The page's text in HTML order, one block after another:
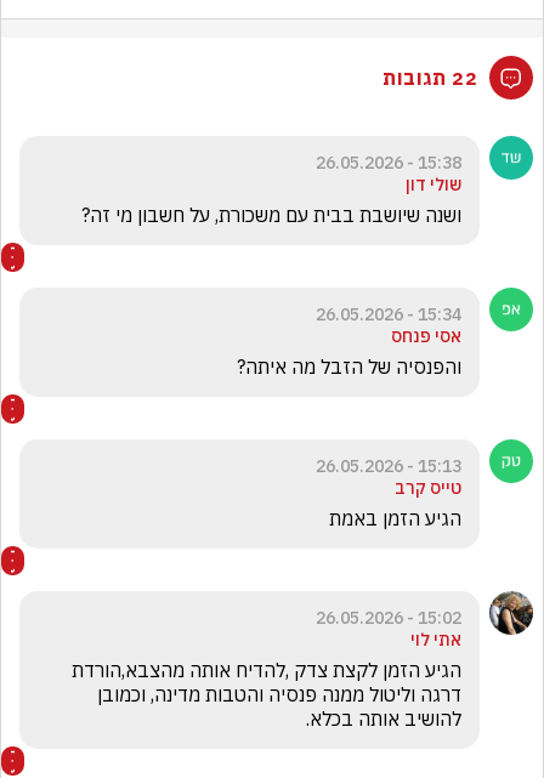
22 תגובות
15:38 - 26.05.2026
שולי דון
ושנה שיושבת בבית עם משכורת, על חשבון מי זה?
15:34 - 26.05.2026
אסי פנחס
והפנסיה של הזבל מה איתה?
15:13 - 26.05.2026
טייס קרב
הגיע הזמן באמת
15:02 - 26.05.2026
אתי לוי
להושיב אותה בכלא.